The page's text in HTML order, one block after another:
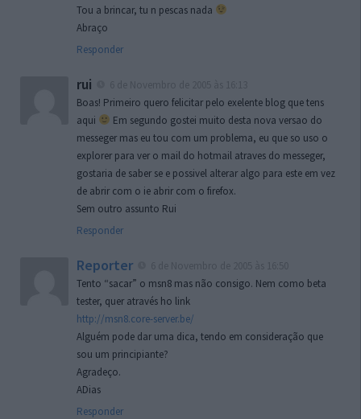
Tou a brincar, tu n pescas nada
Abraço
Responder
rui
Boas! Primeiro quero felicitar pelo exelente blog que tens
aqui
Em segundo gostei muito desta nova versao do
messeger mas eu tou com um problema, eu que so uso o
explorer para ver o mail do hotmail atraves do messeger,
gostaria de saber se e possivel alterar algo para este em vez
de abrir com o ie abrir com o firefox.
Sem outro assunto Rui
Responder
Reporter
Tento “sacar” o msn8 mas não consigo. Nem como beta
tester, quer através ho link
http://msn8.core-server.be/
Alguém pode dar uma dica, tendo em consideração que
sou um principiante?
Agradeço.
ADias
Responder